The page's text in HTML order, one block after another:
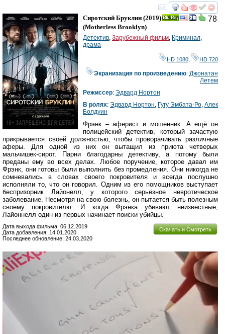
смотреть
78
Сиротский Бруклин (2019)
(Motherless Brooklyn)
Детектив Зарубежный фильм Криминал
драма
HD 1080 HD 720
Экранизация по произведению: Джонатан
Летем
Режиссер: Эдвард Нортон
В ролях: Эдвард Нортон Гугу Эмбата-Ро Алек
Болдуин
Фрэнк – аферист и мошенник. А ещё он
полицейский детектив, который зачастую
прикрывается своей должностью, чтобы проворачивать различные
аферы. Для одной из них он вытащил из приюта четверых
мальчишек-сирот. Парни благодарны детективу, а потому были
преданы ему во всех делах. Любое поручение, которое давал им
Фрэнк, они готовы были выполнить без промедления. Они никогда не
сомневались в словах своего покровителя и всегда послушно
исполняли то, что он говорил. Одним из его помощников выступает
беспризорник Лайонелл, у которого серьёзное невротическое
заболевание. Несмотря на свою болезнь, он пытается быть полезным
своему покровителю. И когда Фрэнка убивают неизвестные,
Лайоннелл один из первых начинает поиски убийцы.
Скачать и Смотреть
Дата выхода фильма: 06.12.2019
Дата добавления: 14.01.2020
Последнее обновление: 24.03.2020